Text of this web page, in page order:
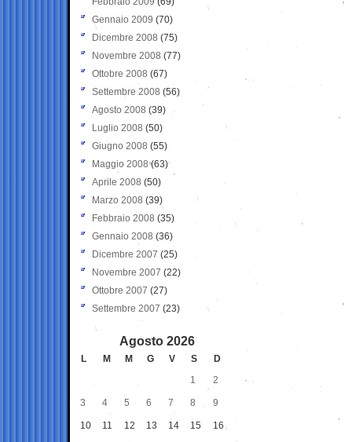
Gennaio 2009 (70)
Dicembre 2008 (75)
Novembre 2008 (77)
Ottobre 2008 (67)
Settembre 2008 (56)
Agosto 2008 (39)
Luglio 2008 (50)
Giugno 2008 (55)
Maggio 2008(63)
Aprile 2008 (50)
Marzo 2008 (39)
Febbraio 2008 (35)
Gennaio 2008 (36)
Dicembre 2007 (25)
Novembre 2007 (22)
Ottobre 2007 (27)
Settembre 2007 (23)
Agosto 2026
L M M G V S
D
1
2
3 4 5 6 7 8 9
10 11 12 13 14 15 16